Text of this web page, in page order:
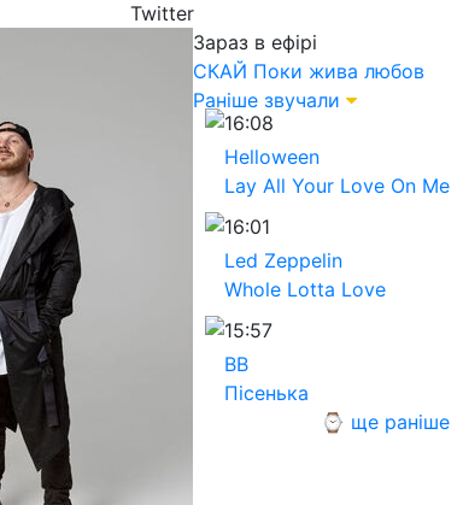
Twitter
Зараз в ефірі
СКАЙ Поки жива любов
Раніше звучали
16:08
Helloween
Lay All Your Love On Me
16:01
Led Zeppelin
Whole Lotta Love
15:57
ВВ
Пісенька
⌚ ще раніше